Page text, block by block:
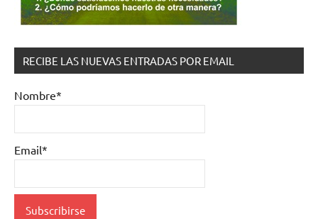
RECIBE LAS NUEVAS ENTRADAS POR EMAIL
Nombre*
Email*